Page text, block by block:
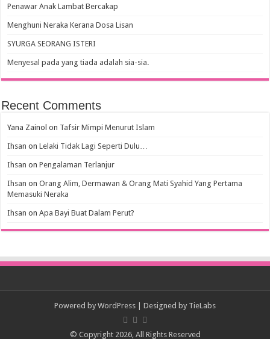
Penawar Anak Lambat Bercakap
Menghuni Neraka Kerana Dosa Lisan
SYURGA SEORANG ISTERI
Menyesal pada yang tiada adalah sia-sia.
Recent Comments
Yana Zainol on Tafsir Mimpi Menurut Islam
Ihsan onLelaki Tidak Lagi Seperti Dulu…
Ihsan onPengalaman Terlanjur
Ihsan onOrang Alim, Dermawan & Orang Mati Syahid Yang Pertama
Memasuki Neraka
Ihsan onApa Bayi Buat Dalam Perut?
Powered by WordPress | Designed by TieLabs
© Copyright 2026, All Rights Reserved